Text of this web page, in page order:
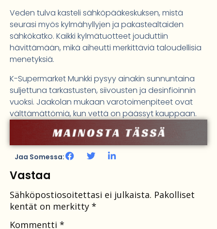
Veden tulva kasteli sähköpääkeskuksen, mistä
seurasi myös kylmähyllyjen ja pakastealtaiden
sähkökatko. Kaikki kylmätuotteet jouduttiin
hävittämään, mikä aiheutti merkittäviä taloudellisia
menetyksiä.
K-Supermarket Munkki pysyy ainakin sunnuntaina
suljettuna tarkastusten, siivousten ja desinfioinnin
vuoksi. Jaakolan mukaan varotoimenpiteet ovat
välttämättömiä, kun vettä on päässyt kauppaan.
Jaa Somessa:
Vastaa
Sähköpostiosoitettasi ei julkaista. Pakolliset
kentät on merkitty *
Kommentti *